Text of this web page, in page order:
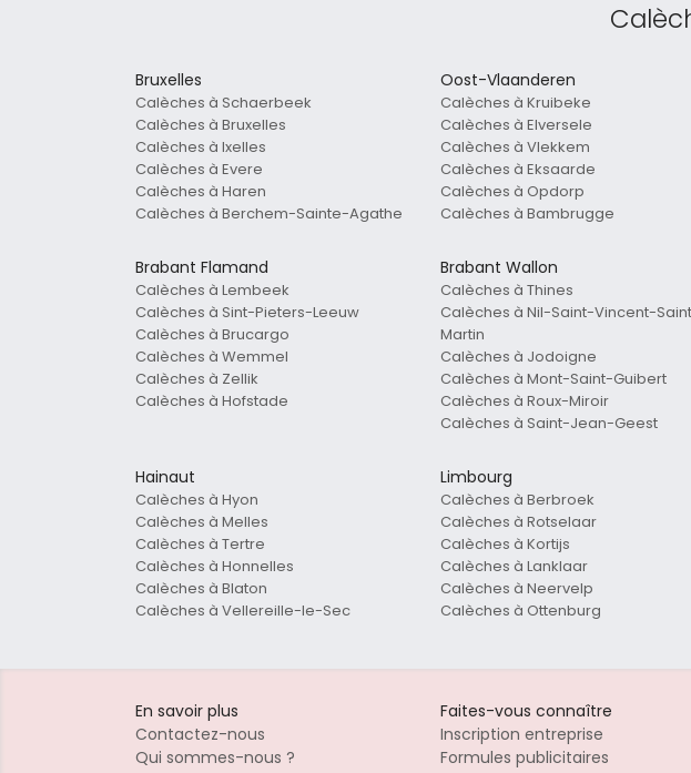
Bruxelles
Calèches à Schaerbeek
Calèches à Bruxelles
Calèches à Ixelles
Calèches à Evere
Calèches à Haren
Calèches à Berchem-Sainte-Agathe
Oost-Vlaanderen
Calèches à Kruibeke
Calèches à Elversele
Calèches à Vlekkem
Calèches à Eksaarde
Calèches à Opdorp
Calèches à Bambrugge
Brabant Flamand
Calèches à Lembeek
Calèches à Sint-Pieters-Leeuw
Calèches à Brucargo
Calèches à Wemmel
Calèches à Zellik
Calèches à Hofstade
Brabant Wallon
Calèches à Thines
Calèches à Nil-Saint-Vincent-
Martin
Calèches à Jodoigne
Calèches à Mont-Saint-Guibert
Calèches à Roux-Miroir
Calèches à Saint-Jean-Geest
Hainaut
Calèches à Hyon
Calèches à Melles
Calèches à Tertre
Calèches à Honnelles
Calèches à Blaton
Calèches à Vellereille-le-Sec
Limbourg
Calèches à Berbroek
Calèches à Rotselaar
Calèches à Kortijs
Calèches à Lanklaar
Calèches à Neervelp
Calèches à Ottenburg
En savoir plus
Contactez-nous
Qui sommes-nous ?
Faites-vous connaître
Inscription entreprise
Formules publicitaires